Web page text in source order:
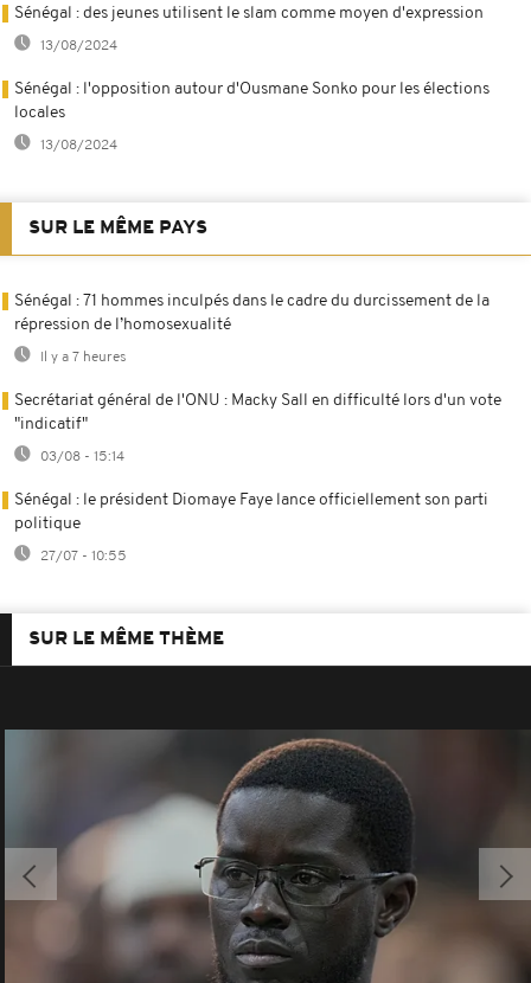
Sénégal : des jeunes utilisent le slam comme moyen d'expression
13/08/2024
Sénégal : l'opposition autour d'Ousmane Sonko pour les élections
locales
13/08/2024
SUR LE MÊME PAYS
Sénégal : 71 hommes inculpés dans le cadre du durcissement de la
répression de l’homosexualité
Il y a 7 heures
Secrétariat général de l'ONU : Macky Sall en difficulté lors d'un vote
"indicatif"
03/08 - 15:14
Sénégal : le président Diomaye Faye lance officiellement son parti
politique
27/07 - 10:55
SUR LE MÊME THÈME